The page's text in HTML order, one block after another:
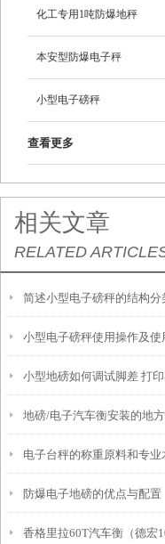
化工专用1吨防爆地秤
本安型防爆电子秤
小型电子磅秤
查看更多
相关文章
RELATED
简述小型电子磅秤的结构分
小型电子磅秤使用操作及使
小型地磅如何调试脚差 打
磅秤如何标定
地磅/电子汽车衡安装的地
电子台秤的称重原料和专业
识
防爆电子地磅的优点与配置
香格里拉60T汽车衡（德宏